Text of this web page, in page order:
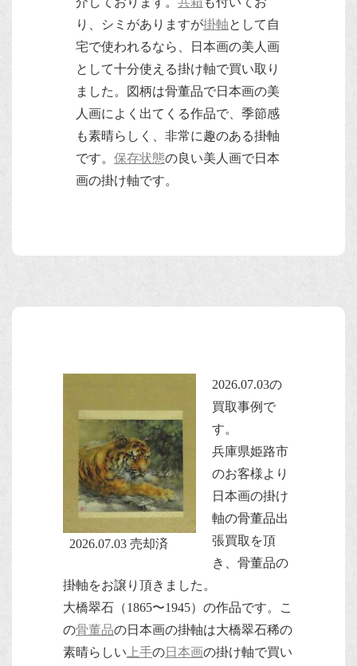
り、シミがありますが掛軸として自
宅で使われるなら、日本画の美人画
として十分使える掛け軸で買い取り
ました。図柄は骨董品で日本画の美
人画によく出てくる作品で、季節感
も素晴らしく、非常に趣のある掛軸
です。 保存状態の良い美人画で日本
画の掛け軸です。
2026.07.03 売却済
2026.07.03の
買取事例で
す。
兵庫県姫路市
のお客様より
日本画の掛け
軸の骨董品出
張買取を頂
き、骨董品の
掛軸をお譲り頂きました。
大橋翠石（1865〜1945）の作品です。こ
の骨董品の日本画の掛軸は大橋翠石稀の
素晴らしい 上手の日本画の掛け軸で買い